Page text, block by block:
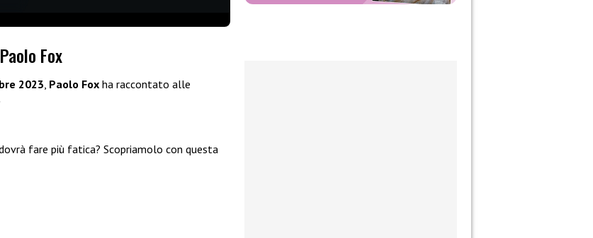
Fox
2023, Paolo Fox ha raccontato alle
fare più fatica? Scopriamolo con questa